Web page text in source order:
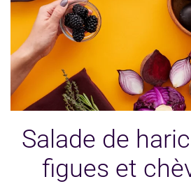
Salade de
figues et